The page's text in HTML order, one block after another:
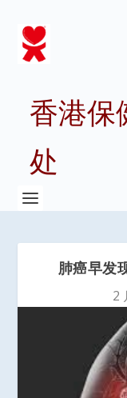
香港保
处
肺癌早发
2